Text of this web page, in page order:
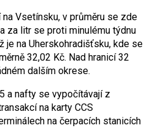
Vsetínsku, v průměru se zde
za litr se proti minulému týdnu
je na Uherskohradišťsku, kde se
32,02 Kč. Nad hranicí 32
dalším okrese.
a nafty se vypočítávají z
na karty CCS
na čerpacích stanicích